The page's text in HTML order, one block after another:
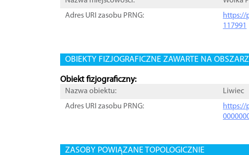
Adres URI zasobu PRNG:
https://
117991
OBIEKTY FIZJOGRAFICZNE ZAWARTE NA
Obiekt fizjograficzny:
Nazwa obiektu:
Liwiec
Adres URI zasobu PRNG:
https://
ZASOBY POWIĄZANE TOPOLOGICZNIE